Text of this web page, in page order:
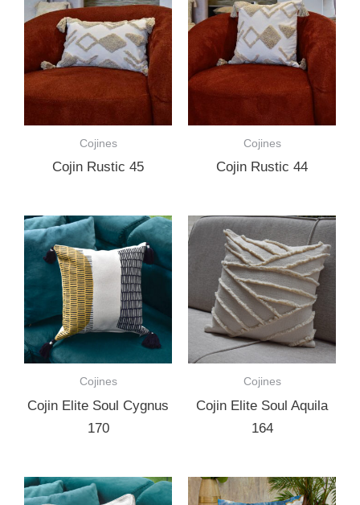
Cojines
Cojin Rustic 45
Cojines
Cojin Rustic 44
Cojines
Cojin Elite Soul Cygnus
170
Cojines
Cojin Elite Soul Aquila
164